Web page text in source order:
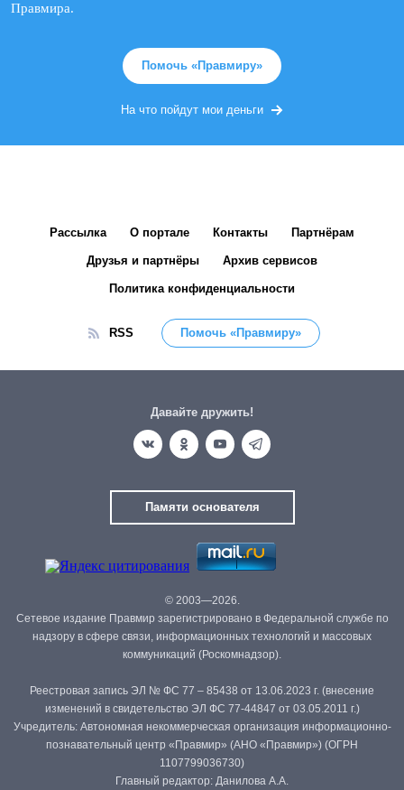
Правмира.
Помочь «Правмиру»
На что пойдут мои деньги
Рассылка О портале Контакты Партнёрам
Друзья и партнёры Архив сервисов
Политика конфиденциальности
RSS Помочь «Правмиру»
Давайте дружить!
Памяти основателя
© 2003—2026.
Сетевое издание Правмир зарегистрировано в Федеральной службе по
надзору в сфере связи, информационных технологий и массовых
коммуникаций (Роскомнадзор).
Реестровая запись ЭЛ № ФС 77 – 85438 от 13.06.2023 г. (внесение
изменений в свидетельство ЭЛ ФС 77-44847 от 03.05.2011 г.)
Учредитель: Автономная некоммерческая организация информационно-
познавательный центр «Правмир» (АНО «Правмир») (ОГРН
1107799036730)
Главный редактор: Данилова А.А.